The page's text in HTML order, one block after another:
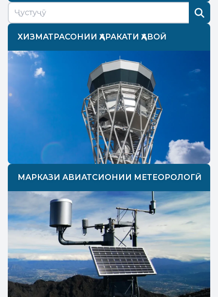
ХИЗМАТРАСОНИИ ҲАРАКАТИ ҲАВОӢ
МАРКАЗИ АВИАТСИОНИИ МЕТЕОРОЛОГӢ